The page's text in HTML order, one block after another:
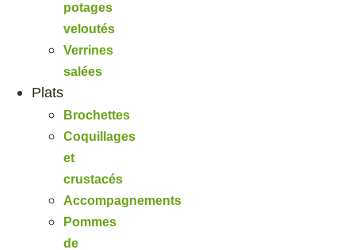
potages
veloutés
Verrines
salées
Plats
Brochettes
Coquillages
et
crustacés
Accompagnements
Pommes
de